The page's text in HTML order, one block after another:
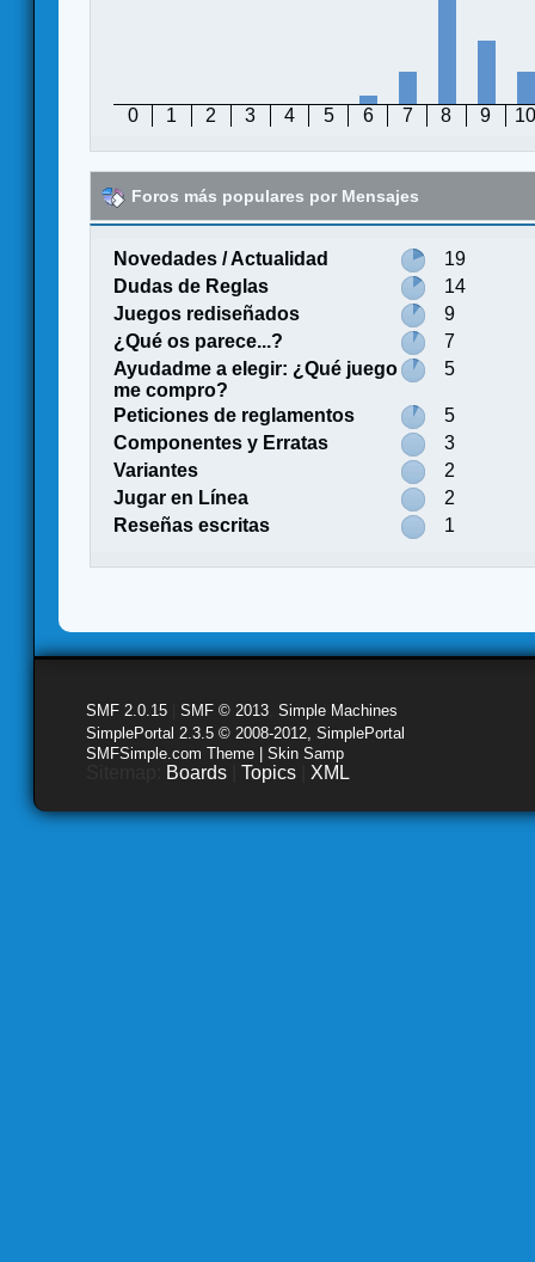
0 1 2 3 4 5 6 7 8 9 10
Foros más populares por Mensajes
Novedades / Actualidad
19
Dudas de Reglas
14
Juegos rediseñados
9
¿Qué os parece...?
7
Ayudadme a elegir: ¿Qué juego
me compro?
5
Peticiones de reglamentos
5
Componentes y Erratas
3
Variantes
2
Jugar en Línea
2
Reseñas escritas
1
SMF 2.0.15 SMF © 2013 Simple Machines
SimplePortal 2.3.5 © 2008-2012, SimplePortal
SMFSimple.com Theme | Skin Samp
Boards Topics XML